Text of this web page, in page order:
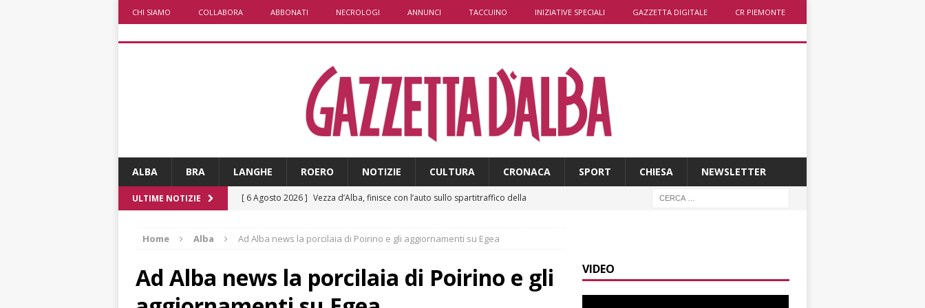
CHI SIAMO COLLABORA ABBONATI NECROLOGI ANNUNCI TACCUINO INIZIATIVE SPECIALI GAZZETTA DIGITALE CR PIEMONTE
ALBA BRA LANGHE ROERO NOTIZIE CULTURA CRONACA SPORT CHIESA NEWSLETTER
ULTIME NOTIZIE [ 6 Agosto 2026 ] Vezza d’Alba, finisce con l’auto sullo spartitraffico della
[ 6 Agosto 2026 ] La bella stagione riporta l’allarme sulle strade: cresce il
ALTRE NOTIZIE
[ 6 Agosto 2026 ]
Piemonte punta sull’automotive con le Aree di Accelerazione
Home Alba Ad Alba news la porcilaia di Poirino e gli aggiornamenti su Egea
Ad Alba news la porcilaia di Poirino e gli
VIDEO